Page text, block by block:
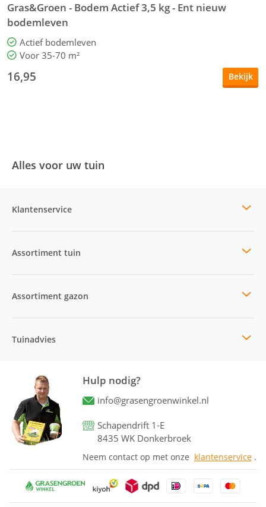
Gras&Groen - Bodem Actief 3,5 kg - Ent nieuw
bodemleven
Actief bodemleven
Voor 35-70 m²
16,95 Bekijk
Alles voor uw tuin
Hulp nodig?
Neem contact op met onze klantenservice .
info@grasengroenwinkel.nl
Schapendrift 1-E
8435 WK Donkerbroek
Klantenservice
Assortiment tuin
Assortiment gazon
Tuinadvies